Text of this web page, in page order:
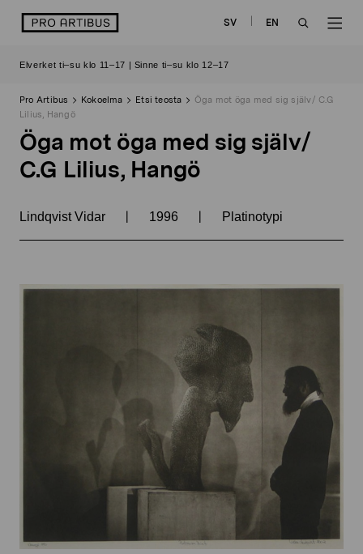
sisältöön
logo SV
EN
Elverket ti–su klo 11–17 | Sinne ti–su klo 12–17
Pro Artibus Kokoelma Etsi teosta
Öga mot öga med sig själv/ C.G
Lilius, Hangö
Öga mot öga med sig själv/
C.G Lilius, Hangö
Lindqvist Vidar | 1996 | Platinotypi